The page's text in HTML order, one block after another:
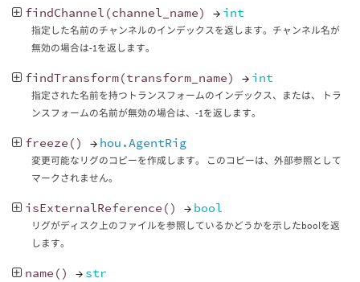
findChannel (channel_name) → int
指定した名前のチャンネルのインデックスを返します。チャンネル名が
無効の場合は-1を返します。
findTransform(transform_name) → int
指定された名前を持つトランスフォームのインデックス、または、 トラ
ンスフォームの名前が無効の場合は、-1を返します。
freeze () → hou.AgentRig
変更可能なリグのコピーを作成します。 このコピーは、外部参照として
マークされません。
isExternalReference () → bool
リグがディスク上のファイルを参照しているかどうかを示したboolを返
します。
name () → str